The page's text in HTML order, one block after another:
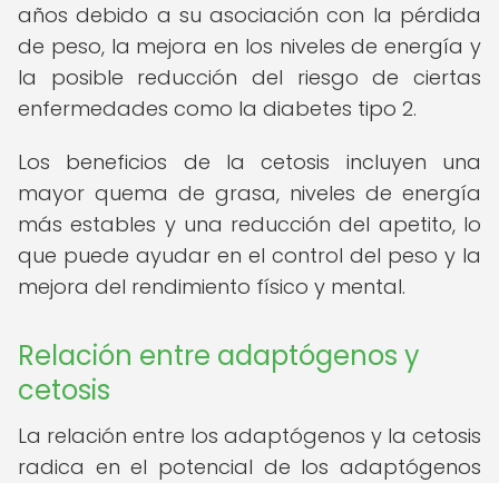
años debido a su asociación con la pérdida
de peso, la mejora en los niveles de energía y
la posible reducción del riesgo de ciertas
enfermedades como la diabetes tipo 2.
Los beneficios de la cetosis incluyen una
mayor quema de grasa, niveles de energía
más estables y una reducción del apetito, lo
que puede ayudar en el control del peso y la
mejora del rendimiento físico y mental.
Relación entre adaptógenos y
cetosis
La relación entre los adaptógenos y la cetosis
radica en el potencial de los adaptógenos